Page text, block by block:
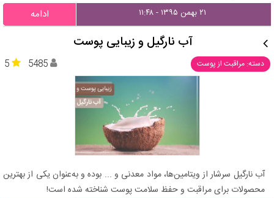
۲۱ بهمن ۱۳۹۵ - ۱۱:۴۸ ادامه
آب نارگیل و زیبایی پوست
دسته: مراقبت از پوست 5 5485
آب نارگیل سرشار از ویتامین‌ها، مواد معدنی و ... بوده و به‌عنوان یکی از بهترین
محصولات برای مراقبت و حفظ سلامت پوست شناخته شده است!